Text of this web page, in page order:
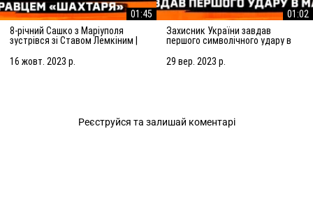
01:45
8-річний Сашко з Маріуполя
зустрівся зі Ставом Лемкіним |
війни
16 жовт. 2023 р.
01:02
Захисник України завдав
першого символічного удару в
29 вер. 2023 р.